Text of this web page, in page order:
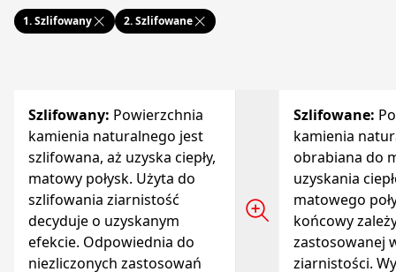
1.Szlifowany 2.Szlifowane
Szlifowany: Powierzchnia
kamienia naturalnego jest
szlifowana, aż uzyska ciepły,
matowy połysk. Użyta do
szlifowania ziarnistość
decyduje o uzyskanym
efekcie. Odpowiednia do
niezliczonych zastosowań
Szlifowane:
kamienia
obrabiana do
uzyskania
matowego
końcowy
zastosowanej
ziarnistości.